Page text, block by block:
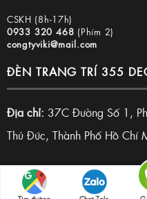
CSKH (8h-17h)
0933 320 468 (Phím 2)
congtyviki@mail.com
ĐÈN TRANG TRÍ 355
Địa chỉ: 37C Đường Số 1,
Thủ Đức, Thành Phố Hồ Chí
Copyright 2026 ©